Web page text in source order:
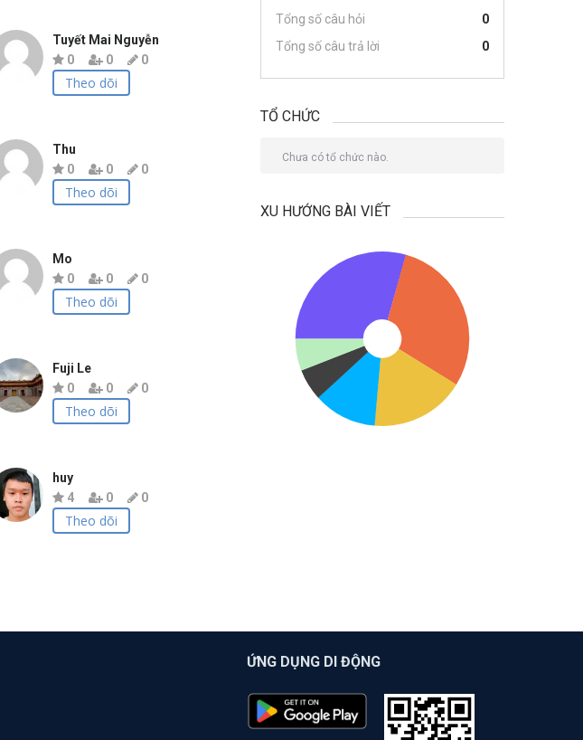
Tuyết Mai Nguyễn
0
0 0
Theo dõi
Thu
0
0 0
Theo dõi
Mo
0
0 0
Theo dõi
Fuji Le
0
0 0
Theo dõi
huy
4
0 0
Theo dõi
Tổng số câu hỏi
0
Tổng số câu trả lời
0
TỔ CHỨC
Chưa có tổ chức nào.
XU HƯỚNG BÀI VIẾT
ỨNG DỤNG DI ĐỘNG